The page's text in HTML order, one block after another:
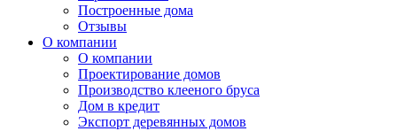
Построенные дома
Отзывы
О компании
О компании
Проектирование домов
Производство клееного бруса
Дом в кредит
Экспорт деревянных домов